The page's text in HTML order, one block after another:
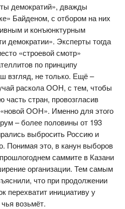
демократий», дважды
Байденом, с отбором на них
и конъюнктурным
демократии». Эксперты тогда
«строевой смотр»
по принципу
взгляд, не только. Ещё –
раскола ООН, с тем, чтобы
стран, провозгласив
ООН». Именно для этого
– более половины от 193
выбросить Россию и
Понимая это, в канун выборов
саммите в Казани
организации. Тем самым
что при продолжении
перехватит инициативу у
возьмёт.